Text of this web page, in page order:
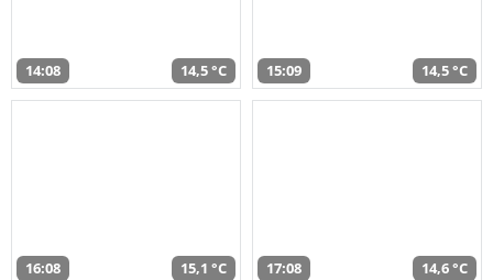
14:08 14,5 °C 15:09 14,5 °C
16:08 15,1 °C 17:08 14,6 °C